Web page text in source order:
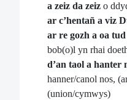
a zeiz da zeiz o
ar c’hentañ a viz
ar re gozh a oa
bob(o)l yn rhai
d’an taol a hanter
hanner/canol nos,
(union/cymwys)